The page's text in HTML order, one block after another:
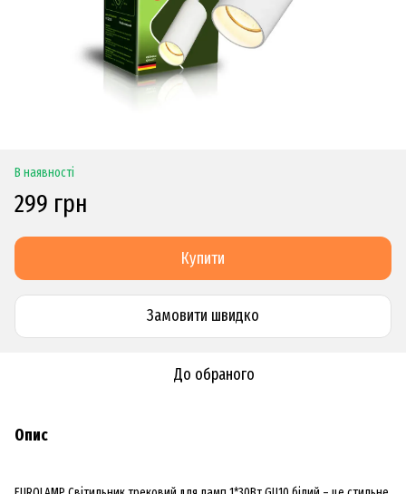
В наявності
299 грн
Купити
Замовити швидко
До обраного
Опис